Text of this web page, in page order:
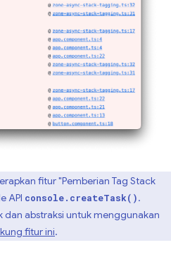
fitur "Pemberian Tag Stack
API console.createTask().
abstraksi untuk menggunakan
fitur ini.